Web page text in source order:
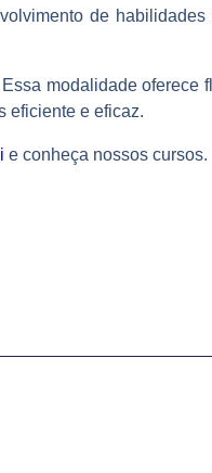
de habilidades
modalidade oferece
eficiente e eficaz.
e conheça nossos cursos.